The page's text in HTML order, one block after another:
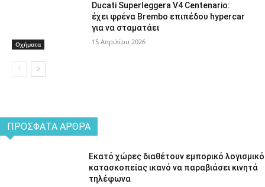
Οχήματα
Ducati Superleggera V4 Centenario:
έχει φρένα Brembo επιπέδου hypercar
για να σταματάει
15 Απριλίου 2026
ΠΡΌΣΦΑΤΑ ΆΡΘΡΑ
Εκατό χώρες διαθέτουν εμπορικό λογισμικό
κατασκοπείας ικανό να παραβιάσει κινητά
τηλέφωνα